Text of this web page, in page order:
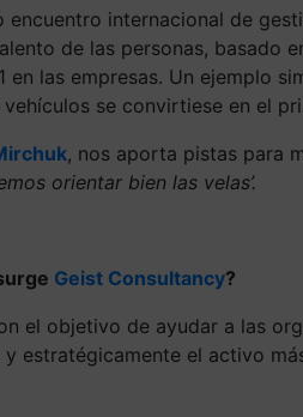
internacional de
de las personas, basado
en las empresas. Un ejemplo
se convirtiese en el
, nos aporta pistas para
orientar bien las velas’.
Geist Consultancy?
el objetivo de ayudar a las
estratégicamente el activo